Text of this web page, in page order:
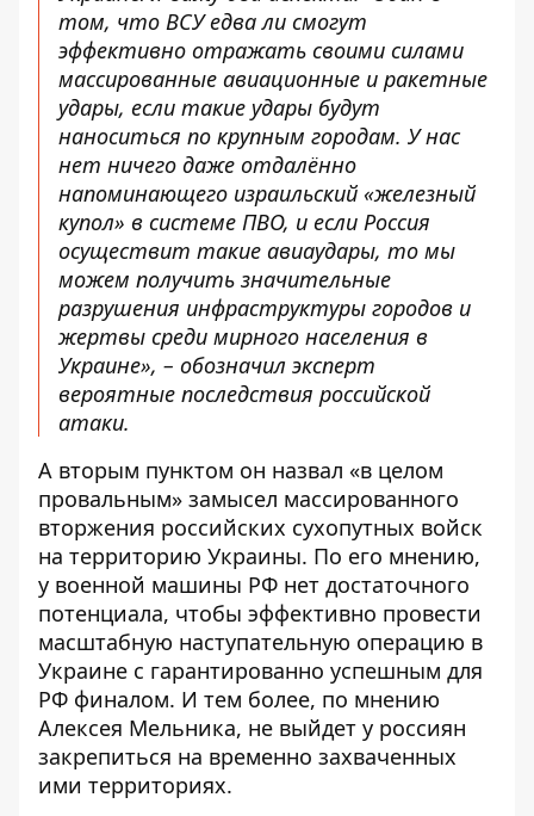
том, что ВСУ едва ли смогут
эффективно отражать своими силами
массированные авиационные и ракетные
удары, если такие удары будут
наноситься по крупным городам. У нас
нет ничего даже отдалённо
напоминающего израильский «железный
купол» в системе ПВО, и если Россия
осуществит такие авиаудары, то мы
можем получить значительные
разрушения инфраструктуры городов и
жертвы среди мирного населения в
Украине», – обозначил эксперт
вероятные последствия российской
атаки.
А вторым пунктом он назвал «в целом
провальным» замысел массированного
вторжения российских сухопутных войск
на территорию Украины. По его мнению,
у военной машины РФ нет достаточного
потенциала, чтобы эффективно провести
масштабную наступательную операцию в
Украине с гарантированно успешным для
РФ финалом. И тем более, по мнению
Алексея Мельника, не выйдет у россиян
закрепиться на временно захваченных
ими территориях.